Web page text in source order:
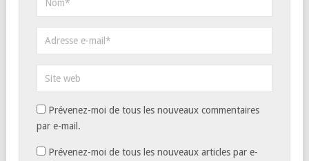
Prévenez-moi de tous les nouveaux commentaires
par e-mail.
Prévenez-moi de tous les nouveaux articles par e-